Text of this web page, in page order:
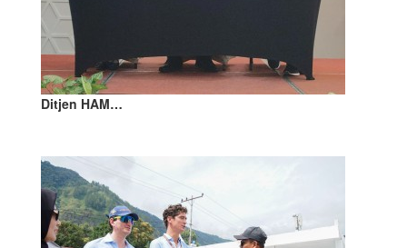
Ditjen HAM…